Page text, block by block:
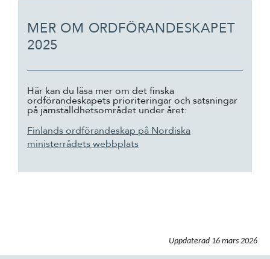
MER OM ORDFÖRANDESKAPET
2025
Här kan du läsa mer om det finska
ordförandeskapets prioriteringar och satsningar
på jämställdhetsområdet under året:
Finlands ordförandeskap på Nordiska
ministerrådets webbplats
Uppdaterad 16 mars 2026